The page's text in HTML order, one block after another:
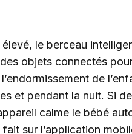
le berceau
objets connectés
de
et pendant la nuit. Si
calme le bébé
fait sur l’application